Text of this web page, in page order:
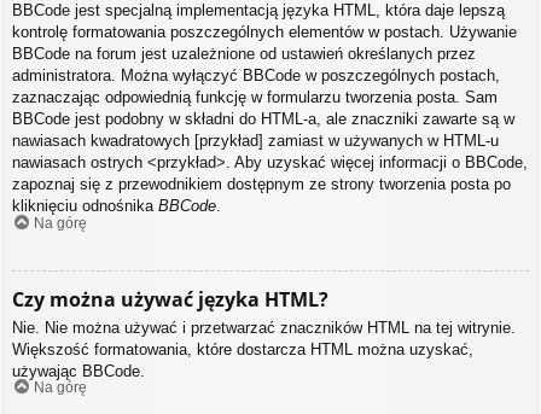
BBCode jest specjalną implementacją języka HTML, która daje lepszą
kontrolę formatowania poszczególnych elementów w postach. Używanie
BBCode na forum jest uzależnione od ustawień określanych przez
administratora. Można wyłączyć BBCode w poszczególnych postach,
zaznaczając odpowiednią funkcję w formularzu tworzenia posta. Sam
BBCode jest podobny w składni do HTML-a, ale znaczniki zawarte są w
nawiasach kwadratowych [przykład] zamiast w używanych w HTML-u
nawiasach ostrych <przykład>. Aby uzyskać więcej informacji o BBCode,
zapoznaj się z przewodnikiem dostępnym ze strony tworzenia posta po
kliknięciu odnośnika BBCode.
Na górę
Czy można używać języka HTML?
Nie. Nie można używać i przetwarzać znaczników HTML na tej witrynie.
Większość formatowania, które dostarcza HTML można uzyskać,
używając BBCode.
Na górę